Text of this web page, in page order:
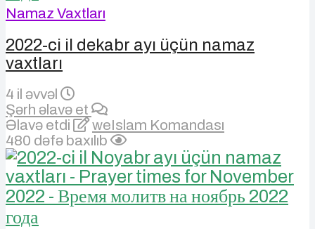
Namaz Vaxtları
2022-ci il dekabr ayı üçün namaz
vaxtları
4 il əvvəl
Şərh əlavə et
Əlavə etdi
weIslam Komandası
480 dəfə baxılıb